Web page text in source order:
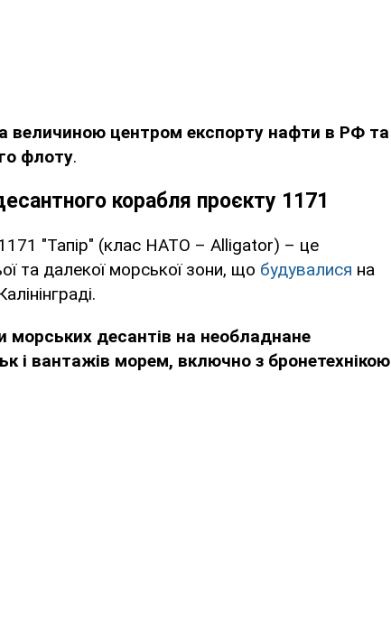
величиною центром експорту нафти в РФ та
флоту.
корабля проєкту 1171
1171 "Тапір" (клас НАТО – Alligator) – це
та далекої морської зони, що будувалися на
морських десантів на необладнане
і вантажів морем, включно з бронетехнікою